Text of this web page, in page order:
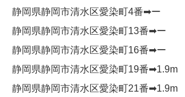
静岡県静岡市清水区愛染町4番➡︎ー
静岡県静岡市清水区愛染町13番➡︎ー
静岡県静岡市清水区愛染町16番➡︎ー
静岡県静岡市清水区愛染町19番➡︎1.9m
静岡県静岡市清水区愛染町21番➡︎1.9m